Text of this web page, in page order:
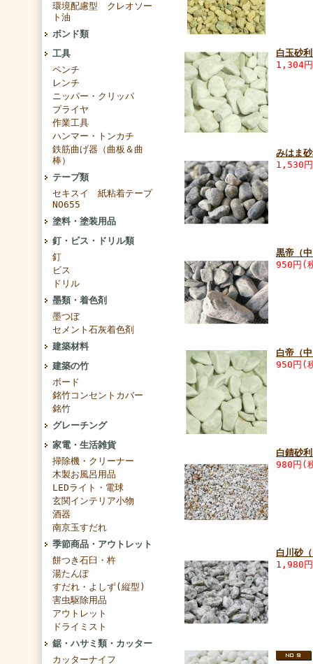
環境配慮型 クレオソー
ト油
ボンド類
工具
ペンチ
レンチ
ニッパー・クリッパ
プライヤ
作業工具
ハンマー・トンカチ
鉄筋曲げ器（曲板＆曲
棒）
テープ類
セキスイ 紙粘着テープ
NO655
塗料・塗装用品
釘・ビス・ドリル類
釘
ビス
ドリル
墨類・着色剤
墨つぼ
セメント石灰着色剤
建築材料
建築の竹
ボード
銘竹コンセントカバー
銘竹
グレーチング
家電・生活雑貨
掃除機・クリーナー
木製お風呂用品
LEDライト・電球
玄関インテリア小物
酒器
南京玉すだれ
季節商品・アウトレット
餅つき石臼・杵
湯たんぽ
すだれ・よしず(縦型)
害虫駆除用品
アウトレット
ドライミスト
鋸・ハサミ類・カッター
カッターナイフ
白玉砂
1,304
みはま
1,530
黒帝（
950円(
白帝（
950円(
白錆砂
980円(
白川砂
1,980